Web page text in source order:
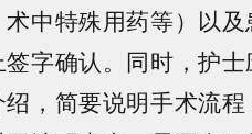
中特殊用药等）以
字确认。同时，护士
，简要说明手术流